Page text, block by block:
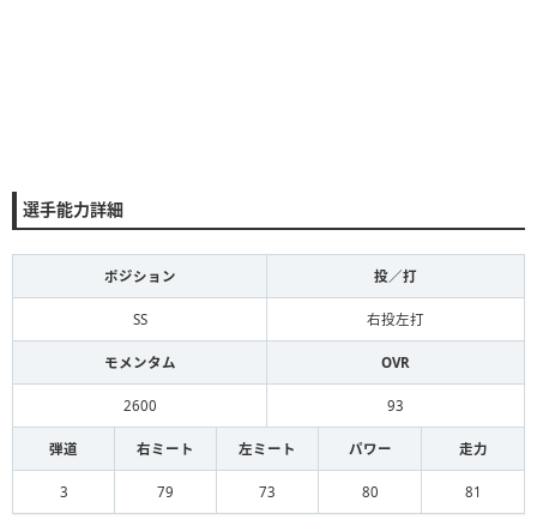
選手能力詳細
ポジション 投／打
SS 右投左打
モメンタム OVR
2600 93
弾道 右ミート 左ミート パワー 走力
3 79 73 80 81